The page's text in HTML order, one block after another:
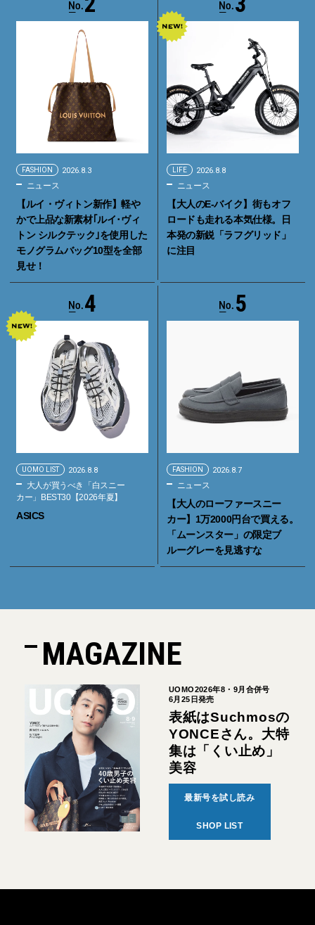
FASHION 2026.8.3
ニュース
【ルイ・ヴィトン新作】軽や
かで上品な新素材｢ルイ･ヴィ
トン シルクテック｣を使用した
モノグラムバッグ10型を全部
見せ！
LIFE 2026.8.8
ニュース
【大人のE-バイク】街もオフ
ロードも走れる本気仕様。日
本発の新鋭「ラフグリッド」
に注目
4
UOMO LIST 2026.8.8
大人が買うべき「白スニー
カー」BEST30【2026年夏】
ASICS
5
FASHION 2026.8.7
ニュース
【大人のローファースニー
カー】1万2000円台で買える。
「ムーンスター」の限定ブ
ルーグレーを見逃すな
MAGAZINE
UOMO2026年8・9月合併号
6月25日発売
表紙はSuchmosの
YONCEさん。大特
集は「くい止め」
美容
最新号を試し読み
SHOP LIST